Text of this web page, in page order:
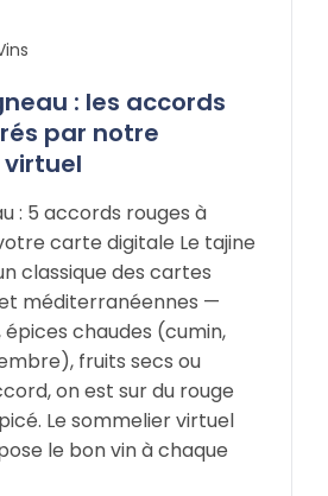
: les accords
par notre
: 5 accords rouges à
carte digitale Le tajine
classique des cartes
méditerranéennes —
chaudes (cumin,
fruits secs ou
on est sur du rouge
Le sommelier virtuel
le bon vin à chaque